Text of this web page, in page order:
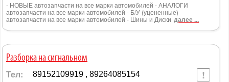
- НОВЫЕ автозапчасти на все марки автомобилей - АНАЛОГИ
автозапчасти на все марки автомобилей - Б/У (уцененные)
автозапчасти на все марки автомобилей - Шины и Диски далее ...
Разборка на сигнальном
Тел: 89152109919 , 89264085154